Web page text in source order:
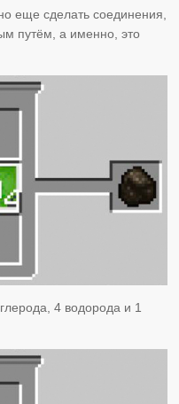
еще сделать соединения,
путём, а именно, это
4 водорода и 1